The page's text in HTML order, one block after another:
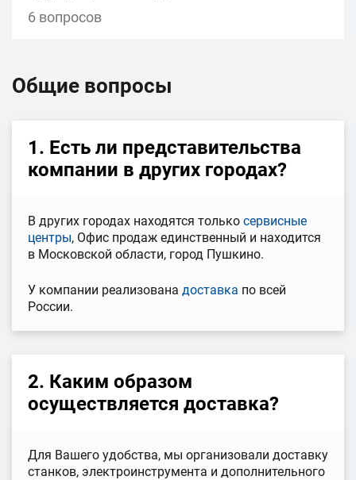
6 вопросов
Общие вопросы
1. Есть ли представительства
компании в других городах?
В других городах находятся только сервисные
центры, Офис продаж единственный и находится
в Московской области, город Пушкино.
У компании реализована доставка по всей
России.
2. Каким образом
осуществляется доставка?
Для Вашего удобства, мы организовали доставку
станков, электроинструмента и дополнительного